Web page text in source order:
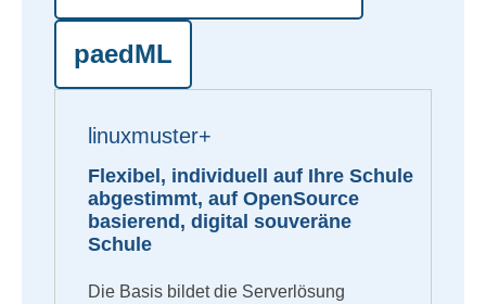
paedML
linuxmuster+
Flexibel, individuell auf Ihre Schule
abgestimmt, auf OpenSource
basierend, digital souveräne
Schule
Die Basis bildet die Serverlösung